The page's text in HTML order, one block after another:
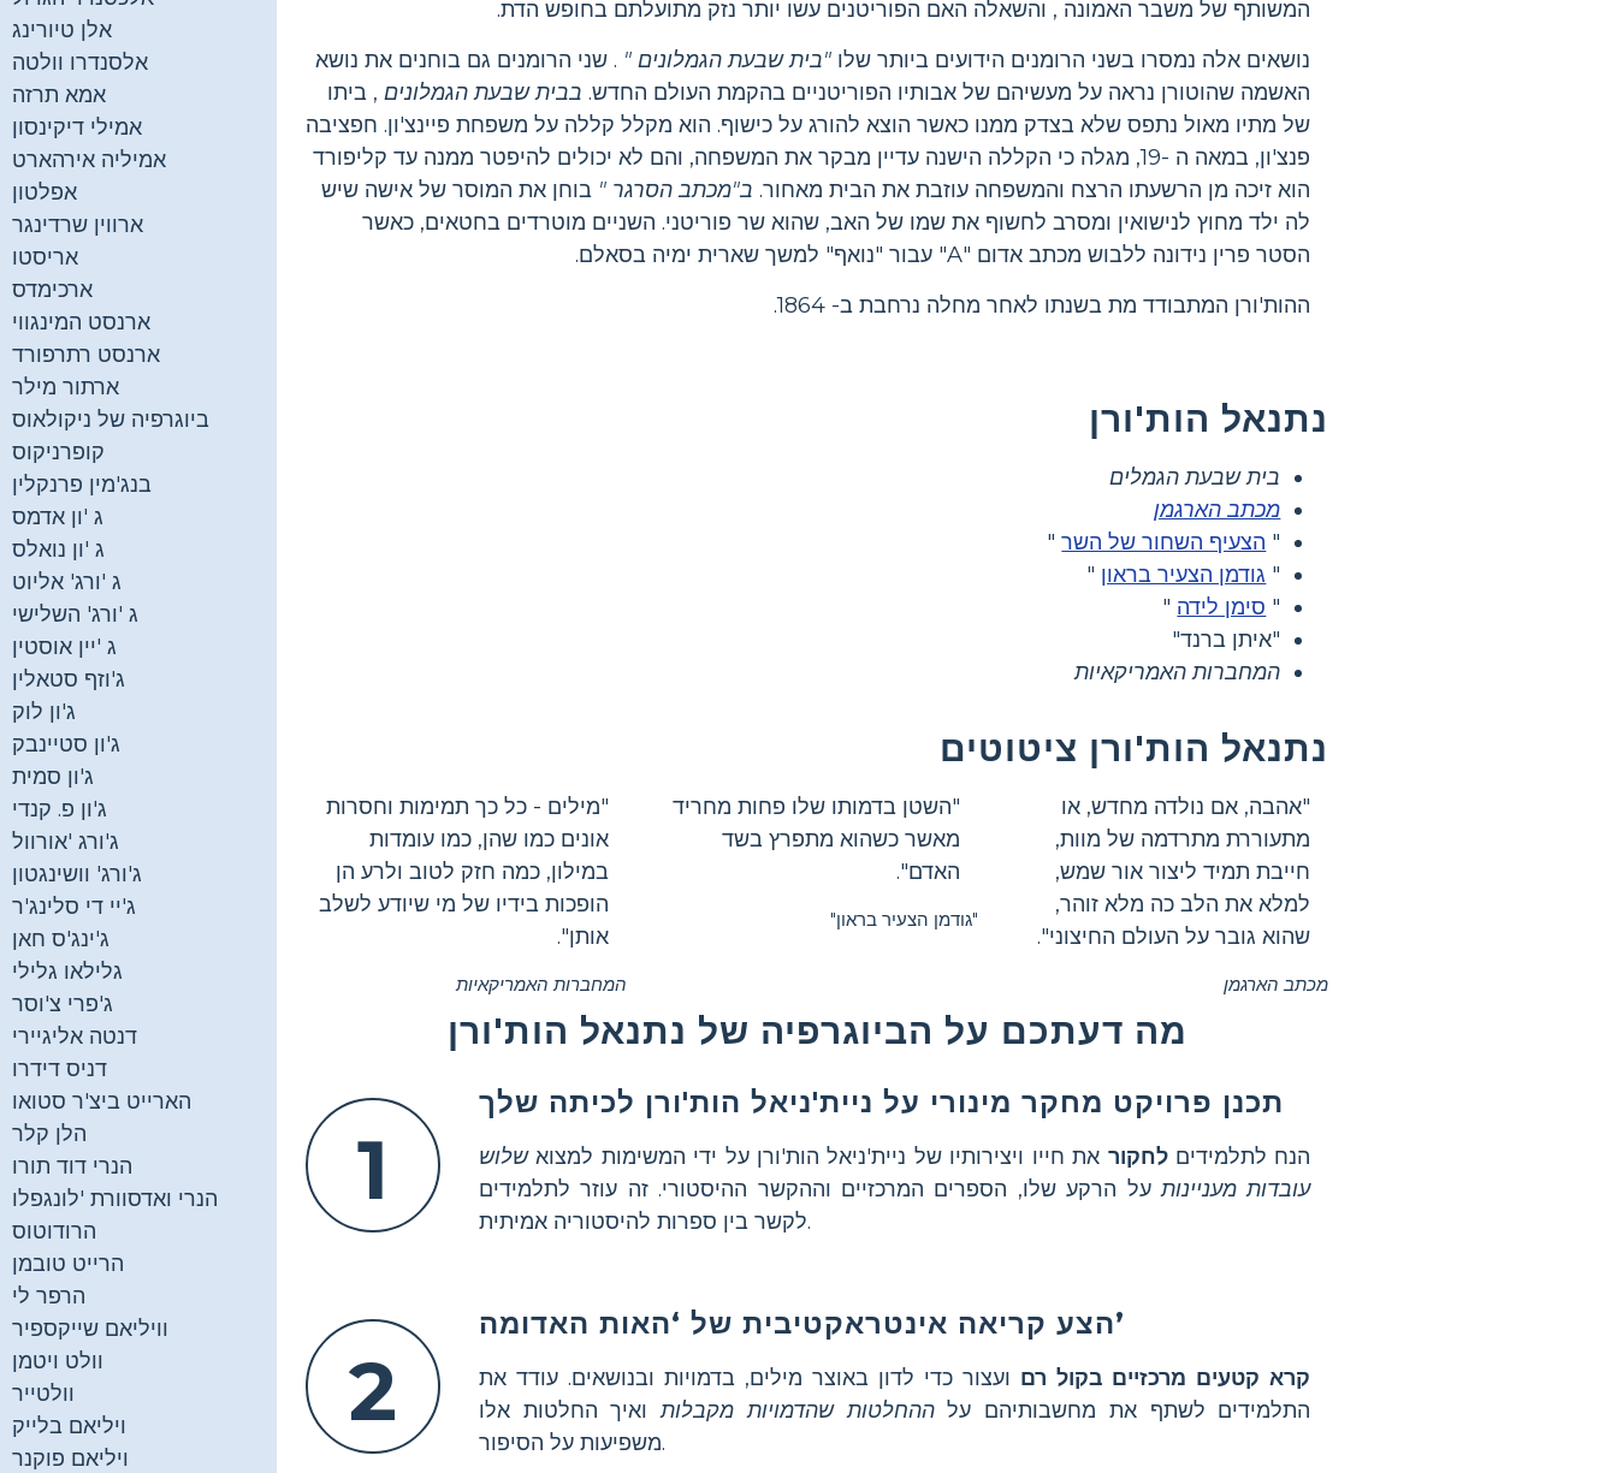
אלן טיורינג
אלסנדרו וולטה
אמא תרזה
אמילי דיקינסון
אמיליה אירהארט
אפלטון
ארווין שרדינגר
אריסטו
ארכימדס
ארנסט המינגווי
ארנסט רתרפורד
ארתור מילר
ביוגרפיה של ניקולאוס
קופרניקוס
בנג'מין פרנקלין
ג 'ון אדמס
ג 'ון נואלס
ג 'ורג' אליוט
ג 'ורג' השלישי
ג 'יין אוסטין
ג'וזף סטאלין
ג'ון לוק
ג'ון סטיינבק
ג'ון סמית
ג'ון פ. קנדי
ג'ורג 'אורוול
ג'ורג' וושינגטון
ג'יי די סלינג'ר
ג'ינג'ס חאן
גלילאו גלילי
ג'פרי צ'וסר
דנטה אליגיירי
דניס דידרו
הארייט ביצ'ר סטואו
הלן קלר
הנרי דוד תורו
הנרי ואדסוורת 'לונגפלו
הרודוטוס
הרייט טובמן
הרפר לי
וויליאם שייקספיר
וולט ויטמן
וולטייר
ויליאם בלייק
ויליאם פוקנר
המשותף של משבר האמונה , והשאלה האם הפוריטנים עשו יותר נזק מתועלתם בחופש הדת.
נושאים אלה נמסרו בשני הרומנים הידועים ביותר שלו "בית שבעת הגמלונים " . שני הרומנים גם בוחנים את נושא
האשמה שהוטורן נראה על מעשיהם של אבותיו הפוריטניים בהקמת העולם החדש. בבית שבעת הגמלונים, ביתו
של מתיו מאול נתפס שלא בצדק ממנו כאשר הוצא להורג על כישוף. הוא מקלל קללה על משפחת פיינצ'ון. חפציבה
פנצ'ון, במאה ה -19, מגלה כי הקללה הישנה עדיין מבקר את המשפחה, והם לא יכולים להיפטר ממנה עד קליפורד
הוא זיכה מן הרשעתו הרצח והמשפחה עוזבת את הבית מאחור. ב"מכתב הסרגר " בוחן את המוסר של אישה שיש
לה ילד מחוץ לנישואין ומסרב לחשוף את שמו של האב, שהוא שר פוריטני. השניים מוטרדים בחטאים, כאשר
הסטר פרין נידונה ללבוש מכתב אדום "A" עבור "נואף" למשך שארית ימיה בסאלם.
ההות'ורן המתבודד מת בשנתו לאחר מחלה נרחבת ב- 1864.
נתנאל הות'ורן
בית שבעת הגמלים
מכתב הארגמן
" הצעיף השחור של השר"
" גודמן הצעיר בראון "
" סימן לידה "
"איתן ברנד"
המחברות האמריקאיות
נתנאל הות'ורן ציטוטים
"אהבה, אם נולדה מחדש, או
מתעוררת מתרדמה של מוות,
חייבת תמיד ליצור אור שמש,
למלא את הלב כה מלא זוהר,
שהוא גובר על העולם החיצוני".
מכתב הארגמן
"השטן בדמותו שלו פחות מחריד
מאשר כשהוא מתפרץ בשד
האדם".
"גודמן הצעיר בראון"
"מילים - כל כך תמימות וחסרות
אונים כמו שהן, כמו עומדות
במילון, כמה חזק לטוב ולרע הן
הופכות בידיו של מי שיודע לשלב
אותן".
המחברות האמריקאיות
מה דעתכם על הביוגרפיה של נתנאל הות'ורן
1
תכנן פרויקט מחקר מינורי על ניית'ניאל הות'ורן לכיתה שלך
הנח לתלמידיםלחקור את חייו ויצירותיו של ניית'ניאל הות'ורן על ידי המשימות למצואשלוש
עובדות מעניינותעל הרקע שלו, הספרים המרכזיים וההקשר ההיסטורי. זה עוזר לתלמידים
לקשר בין ספרות להיסטוריה אמיתית.
2
הצע קריאה אינטראקטיבית של ‘האות האדומה’
קרא קטעים מרכזיים בקול רם ועצור כדי לדון באוצר מילים, בדמויות ובנושאים. עודד את
התלמידים לשתף את מחשבותיהם עלההחלטות שהדמויות מקבלותואיך החלטות אלו
משפיעות על הסיפור.